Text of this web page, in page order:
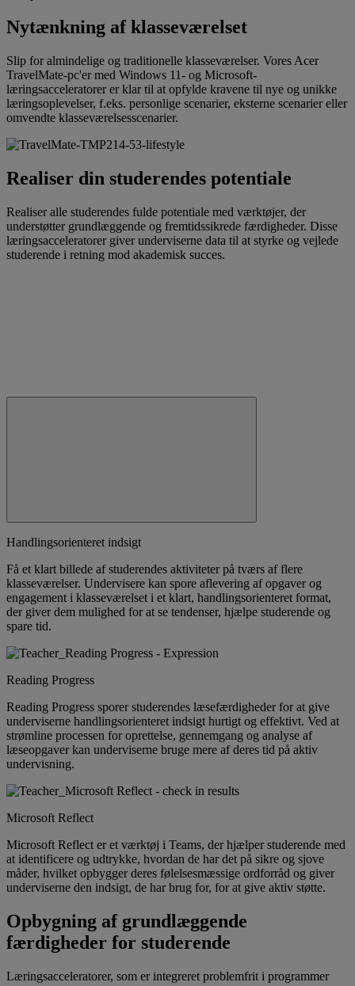
Nytænkning af klasseværelset
Slip for almindelige og traditionelle klasseværelser. Vores Acer
TravelMate-pc'er med Windows 11- og Microsoft-
læringsacceleratorer er klar til at opfylde kravene til nye og unikke
læringsoplevelser, f.eks. personlige scenarier, eksterne scenarier eller
omvendte klasseværelsesscenarier.
Realiser din studerendes potentiale
Realiser alle studerendes fulde potentiale med værktøjer, der
understøtter grundlæggende og fremtidssikrede færdigheder. Disse
læringsacceleratorer giver underviserne data til at styrke og vejlede
studerende i retning mod akademisk succes.
Handlingsorienteret indsigt
Få et klart billede af studerendes aktiviteter på tværs af flere
klasseværelser. Undervisere kan spore aflevering af opgaver og
engagement i klasseværelset i et klart, handlingsorienteret format,
der giver dem mulighed for at se tendenser, hjælpe studerende og
spare tid.
Reading Progress
Reading Progress sporer studerendes læsefærdigheder for at give
underviserne handlingsorienteret indsigt hurtigt og effektivt. Ved at
strømline processen for oprettelse, gennemgang og analyse af
læseopgaver kan underviserne bruge mere af deres tid på aktiv
undervisning.
Microsoft Reflect
Microsoft Reflect er et værktøj i Teams, der hjælper studerende med
at identificere og udtrykke, hvordan de har det på sikre og sjove
måder, hvilket opbygger deres følelsesmæssige ordforråd og giver
underviserne den indsigt, de har brug for, for at give aktiv støtte.
Opbygning af grundlæggende
færdigheder for studerende
Læringsacceleratorer, som er integreret problemfrit i programmer